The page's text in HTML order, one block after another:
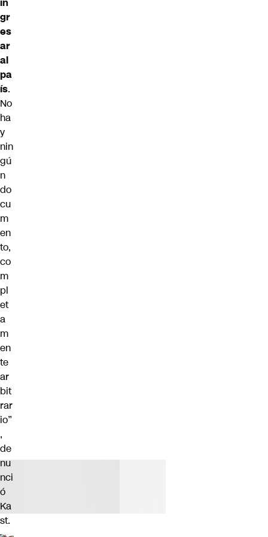
gr
es
ar
al
pa
ís.
No
ha
y
nin
gú
n
do
cu
m
en
to,
co
m
pl
et
a
m
en
te
ar
bit
rar
io”
,
de
nu
nci
ó
Ka
st.